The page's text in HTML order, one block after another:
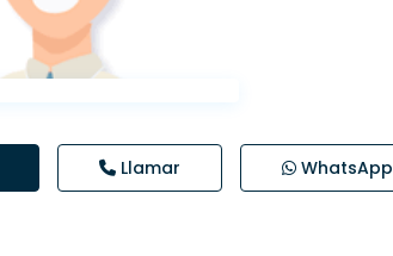
Llamar WhatsApp